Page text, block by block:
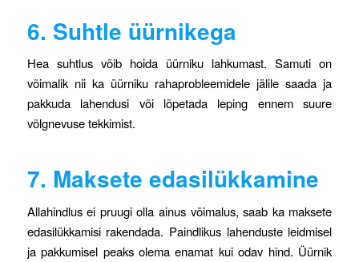
6. Suhtle üürnikega
Hea suhtlus võib hoida üürniku lahkumast. Samuti on
võimalik nii ka üürniku rahaprobleemidele jälile saada ja
pakkuda lahendusi või lõpetada leping ennem suure
võlgnevuse tekkimist.
7. Maksete edasilükkamine
Allahindlus ei pruugi olla ainus võimalus, saab ka maksete
edasilükkamisi rakendada. Paindlikus lahenduste leidmisel
ja pakkumisel peaks olema enamat kui odav hind. Üürnik